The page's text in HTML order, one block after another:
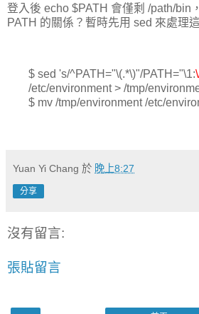
登入後 echo $PATH 會僅剩 /path/bin
PATH 的關係？暫時先用 sed 來處理這
$ sed 's/^PATH="\(.*\)"/PATH="\1:
/etc/environment > /tmp/
$ mv /tmp/environment /etc/
Yuan Yi Chang 於 晚上8:27
分享
沒有留言:
張貼留言